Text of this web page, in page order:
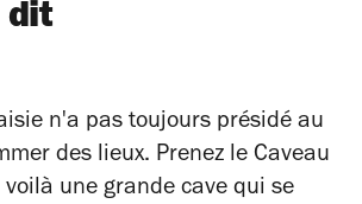
dit
n'a pas toujours présidé au
des lieux. Prenez le Caveau
une grande cave qui se